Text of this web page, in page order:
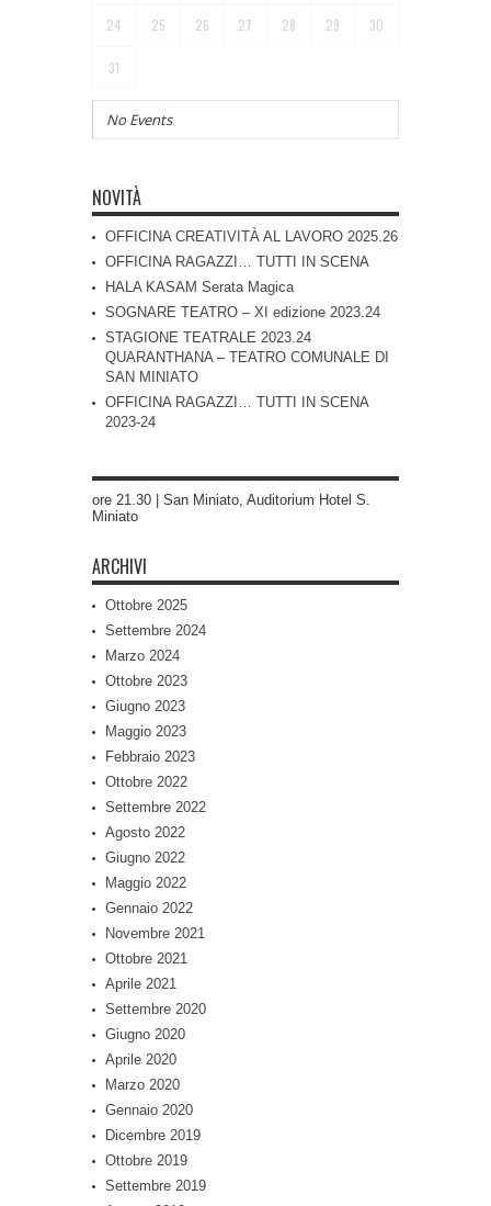
24 25 26 27 28 29 30
31
No Events
NOVITÀ
OFFICINA CREATIVITÀ AL LAVORO 2025.26
OFFICINA RAGAZZI… TUTTI IN SCENA
HALA KASAM Serata Magica
SOGNARE TEATRO – XI edizione 2023.24
STAGIONE TEATRALE 2023.24
QUARANTHANA – TEATRO COMUNALE DI
SAN MINIATO
OFFICINA RAGAZZI… TUTTI IN SCENA
2023-24
ore 21.30 | San Miniato, Auditorium Hotel S.
Miniato
ARCHIVI
Ottobre 2025
Settembre 2024
Marzo 2024
Ottobre 2023
Giugno 2023
Maggio 2023
Febbraio 2023
Ottobre 2022
Settembre 2022
Agosto 2022
Giugno 2022
Maggio 2022
Gennaio 2022
Novembre 2021
Ottobre 2021
Aprile 2021
Settembre 2020
Giugno 2020
Aprile 2020
Marzo 2020
Gennaio 2020
Dicembre 2019
Ottobre 2019
Settembre 2019